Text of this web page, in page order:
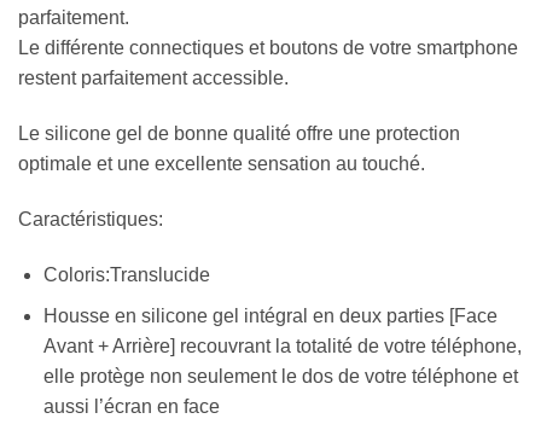
parfaitement.
Le différente connectiques et boutons de votre smartphone
restent parfaitement accessible.
Le silicone gel de bonne qualité offre une protection
optimale et une excellente sensation au touché.
Caractéristiques:
Coloris:Translucide
Housse en silicone gel intégral en deux parties [Face
Avant + Arrière] recouvrant la totalité de votre téléphone,
elle protège non seulement le dos de votre téléphone et
aussi l’écran en face